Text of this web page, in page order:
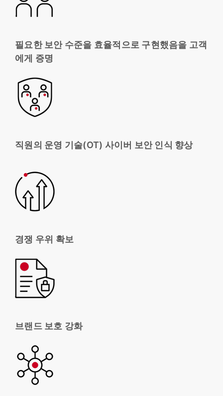
필요한 보안 수준을 효율적으로 구현했음을 고객
에게 증명
직원의 운영 기술(OT) 사이버 보안 인식 향상
경쟁 우위 확보
브랜드 보호 강화